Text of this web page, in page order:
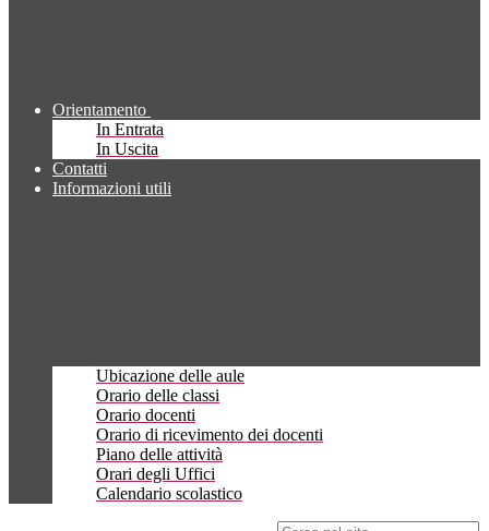
Orientamento
In Entrata
In Uscita
Contatti
Informazioni utili
Ubicazione delle aule
Orario delle classi
Orario docenti
Orario di ricevimento dei docenti
Piano delle attività
Orari degli Uffici
Calendario scolastico